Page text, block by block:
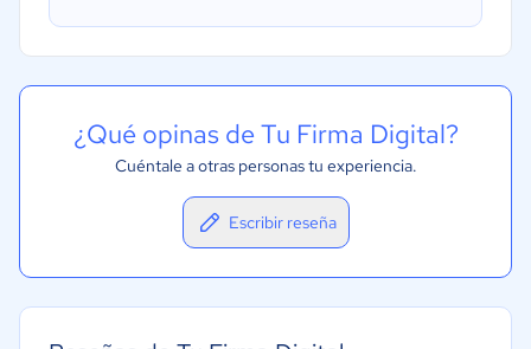
Información segura y cifrada (SSL/TLS).
¿Qué opinas de Tu Firma Digital?
Cuéntale a otras personas tu experiencia.
Escribir reseña